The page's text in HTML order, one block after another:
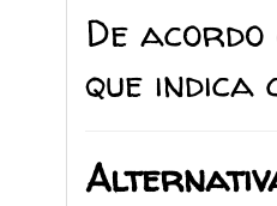
De
que indica